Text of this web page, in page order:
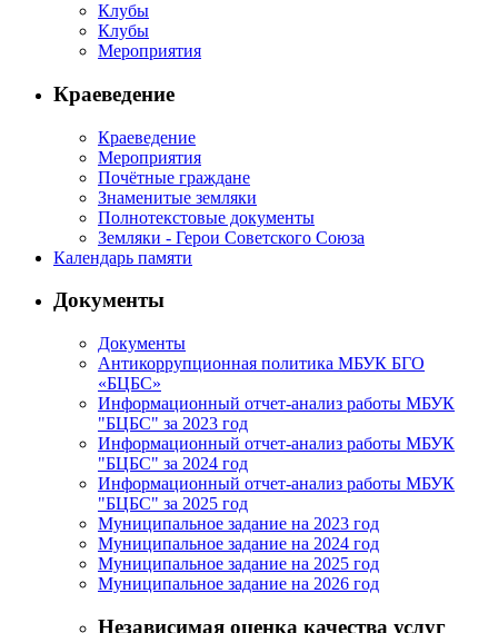
Клубы
Клубы
Мероприятия
Краеведение
Краеведение
Мероприятия
Почётные граждане
Знаменитые земляки
Полнотекстовые документы
Земляки - Герои Советского Союза
Календарь памяти
Документы
Документы
Антикоррупционная политика МБУК БГО
«БЦБС»
Информационный отчет-анализ работы МБУК
"БЦБС" за 2023 год
Информационный отчет-анализ работы МБУК
"БЦБС" за 2024 год
Информационный отчет-анализ работы МБУК
"БЦБС" за 2025 год
Муниципальное задание на 2023 год
Муниципальное задание на 2024 год
Муниципальное задание на 2025 год
Муниципальное задание на 2026 год
Независимая оценка качества услуг